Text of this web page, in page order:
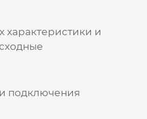
характеристики и
и подключения